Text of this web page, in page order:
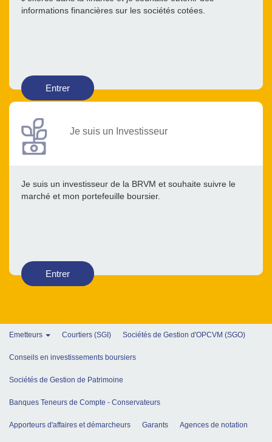
informations financières sur les sociétés cotées.
Entrer
Je suis un Investisseur
Je suis un investisseur de la BRVM et souhaite suivre le
marché et mon portefeuille boursier.
Entrer
Emetteurs Courtiers (SGI) Sociétés de Gestion d'OPCVM (SGO)
Conseils en investissements boursiers
Sociétés de Gestion de Patrimoine
Banques Teneurs de Compte - Conservateurs
Apporteurs d'affaires et démarcheurs Garants Agences de notation